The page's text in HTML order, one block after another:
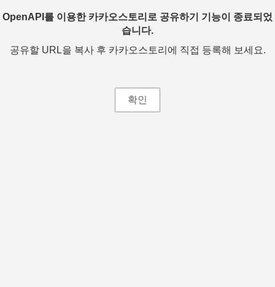
OpenAPI를 이용한 카카오스토리로 공유하기 기능이 종료되었
습니다.
공유할 URL을 복사 후 카카오스토리에 직접 등록해 보세요.
확인